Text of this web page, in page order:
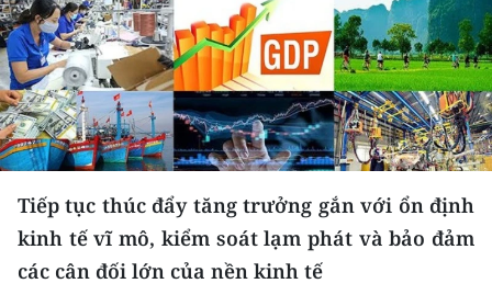
TRI THỨC CHUYÊN SÂU
54 DÂN TỘC VIỆT NAM
CHƯƠNG TRÌNH OCOP - MỖI XÃ
MỘT SẢN PHẨM
RADIO
MEDIA CENTER
Tiếp tục thúc đẩy tăng trưởng gắn với ổn định
kinh tế vĩ mô, kiểm soát lạm phát và bảo đảm
các cân đối lớn của nền kinh tế